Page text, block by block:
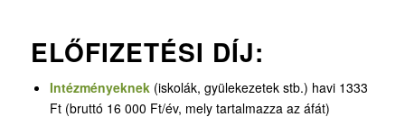
ELŐFIZETÉSI DÍJ:
Intézményeknek (iskolák, gyülekezetek stb.) havi 1333
Ft (bruttó 16 000 Ft/év, mely tartalmazza az áfát)